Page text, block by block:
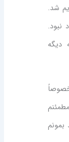
شد.
نبود.
دیگه
بمونم